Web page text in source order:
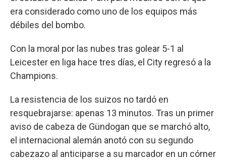
era considerado como uno de los equipos más
débiles del bombo.
Con la moral por las nubes tras golear 5-1 al
Leicester en liga hace tres días, el City regresó a la
Champions.
La resistencia de los suizos no tardó en
resquebrajarse: apenas 13 minutos. Tras un primer
aviso de cabeza de Gündogan que se marchó alto,
el internacional alemán anotó con su segundo
cabezazo al anticiparse a su marcador en un córner